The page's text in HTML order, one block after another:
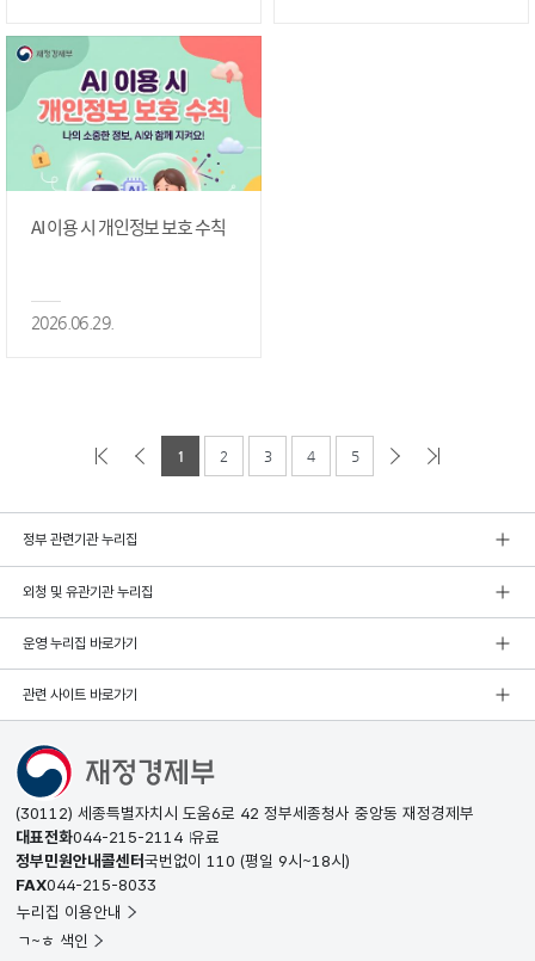
AI 이용 시 개인정보 보호 수칙
2026.06.29.
1 2 3 4 5
정부 관련기관 누리집
외청 및 유관기관 누리집
운영 누리집 바로가기
관련 사이트 바로가기
(30112) 세종특별자치시 도움6로 42 정부세종청사 중앙동 재정경제부
대표전화044-215-2114 유료
정부민원안내콜센터국번없이 110 (평일 9시~18시)
FAX044-215-8033
누리집 이용안내
ㄱ~ㅎ 색인